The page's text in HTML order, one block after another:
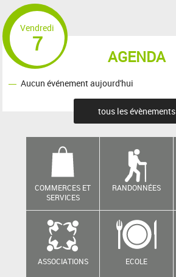
AGENDA
Vendredi
7
Aucun événement aujourd'hui
tous les évènements
COMMERCES ET
SERVICES
RANDONNÉES
ASSOCIATIONS ECOLE